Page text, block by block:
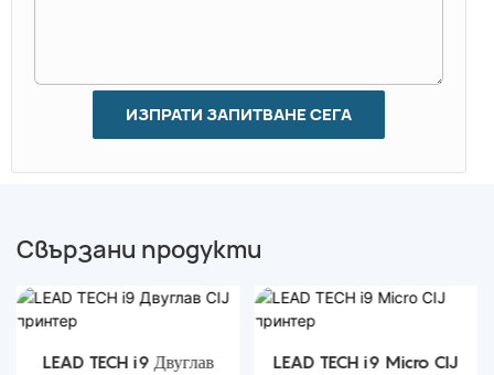
ИЗПРАТИ ЗАПИТВАНЕ СЕГА
Свързани продукти
LEAD TECH i9 Двуглав
LEAD TECH i9 Micro CIJ